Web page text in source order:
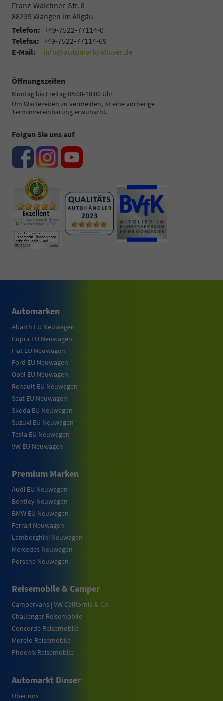
Franz-Walchner-Str. 8
88239 Wangen im Allgäu
Telefon: +49-7522-77114-0
Telefax: +49-7522-77114-69
E-Mail:
info@automarkt-dinser.de
Öffnungszeiten
Montag bis Freitag 08:00-18:00 Uhr
Um Wartezeiten zu vermeiden, ist eine vorherige
Terminvereinbarung erwünscht.
Folgen Sie uns auf
Automarken
Abarth EU Neuwagen
Cupra EU Neuwagen
Fiat EU Neuwagen
Ford EU Neuwagen
Opel EU Neuwagen
Renault EU Neuwagen
Seat EU Neuwagen
Skoda EU Neuwagen
Suzuki EU Neuwagen
Tesla EU Neuwagen
VW EU Neuwagen
Premium Marken
Audi EU Neuwagen
Bentley Neuwagen
BMW EU Neuwagen
Ferrari Neuwagen
Lamborghini Neuwagen
Mercedes Neuwagen
Porsche Neuwagen
Reisemobile & Camper
Campervans | VW California & Co.
Challenger Reisemobile
Concorde Reisemobile
Morelo Reisemobile
Phoenix Reisemobile
Automarkt Dinser
Über uns